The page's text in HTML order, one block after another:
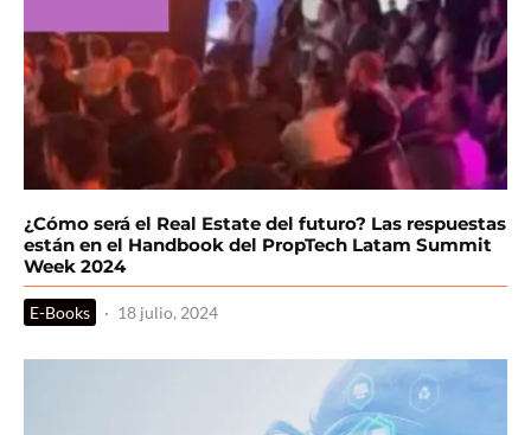
¿Cómo será el Real Estate del futuro? Las respuestas
están en el Handbook del PropTech Latam Summit
Week 2024
E-Books · 18 julio, 2024